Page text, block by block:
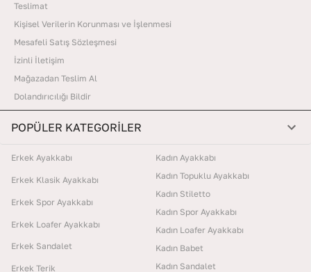
Teslimat
Kişisel Verilerin Korunması ve İşlenmesi
Mesafeli Satış Sözleşmesi
İzinli İletişim
Mağazadan Teslim Al
Dolandırıcılığı Bildir
POPÜLER KATEGORİLER
Erkek Ayakkabı
Erkek Klasik Ayakkabı
Erkek Spor Ayakkabı
Erkek Loafer Ayakkabı
Erkek Sandalet
Erkek Terik
Kadın Ayakkabı
Kadın Topuklu Ayakkabı
Kadın Stiletto
Kadın Spor Ayakkabı
Kadın Loafer Ayakkabı
Kadın Babet
Kadın Sandalet